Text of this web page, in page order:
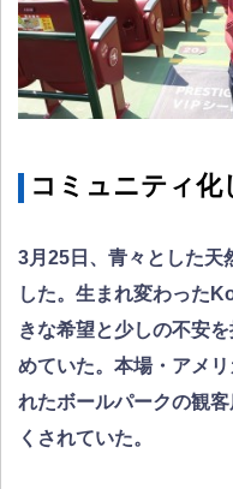
コミュニティ
3月25日、青々とした天
した。生まれ変わった
きな希望と少しの不安
めていた。本場・アメ
れたボールパークの観
くされていた。